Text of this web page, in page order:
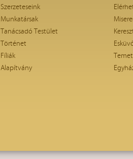
Szerzeteseink
Munkatársak
Tanácsadó Testület
Történet
Fíliák
Alapítvány